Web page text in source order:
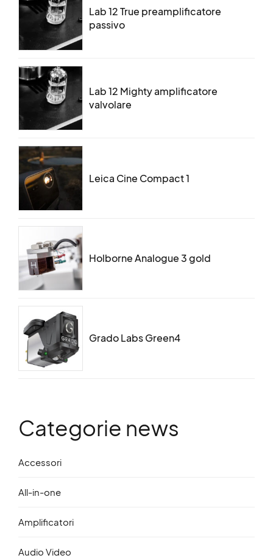
Lab 12 True preamplificatore
passivo
Lab 12 Mighty amplificatore
valvolare
Leica Cine Compact 1
Holborne Analogue 3 gold
Grado Labs Green4
Categorie news
Accessori
All-in-one
Amplificatori
Audio Video